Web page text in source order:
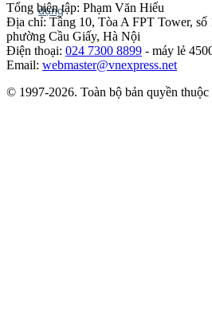
Tổng biên tập: Phạm Văn Hiếu
Địa chỉ: Tầng 10, Tòa A FPT Tower, số
phường Cầu Giấy, Hà Nội
Điện thoại: 024 7300 8899 - máy lẻ
Email: webmaster@vnexpress.net
© 1997-2026. Toàn bộ bản quyền